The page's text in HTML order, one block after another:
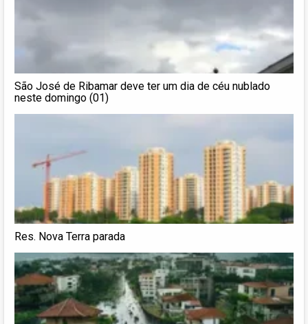
São José de Ribamar deve ter um dia de céu nublado
neste domingo (01)
Res. Nova Terra parada